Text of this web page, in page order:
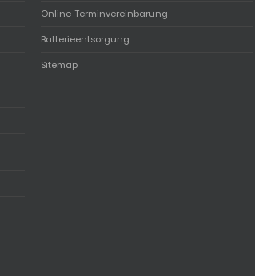
Online-Terminvereinbarung
Batterieentsorgung
Sitemap